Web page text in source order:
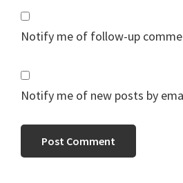
Notify me of follow-up
Notify me of new posts by